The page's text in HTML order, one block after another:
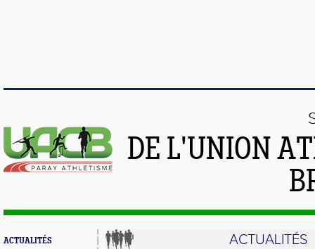
DE L'UNION
ACTUALITÉS ACTUALITÉS